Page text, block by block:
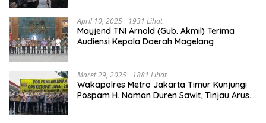
April 10, 2025 1931 Lihat
Mayjend TNI Arnold (Gub. Akmil) Terima
Audiensi Kepala Daerah Magelang
Maret 29, 2025 1881 Lihat
Wakapolres Metro Jakarta Timur Kunjungi
Pospam H. Naman Duren Sawit, Tinjau Arus